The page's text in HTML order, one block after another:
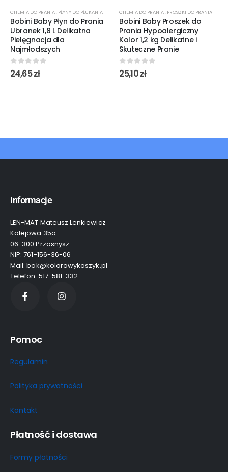
CHEMIA DO PRANIA , PŁYNY DO PŁUKANIA
Bobini Baby Płyn do Prania
Ubranek 1,8 L Delikatna
Pielęgnacja dla
Najmłodszych
0out of 5
24,65zł
CHEMIA DO PRANIA , PROSZKI DO PRANIA
Bobini Baby Proszek do
Prania Hypoalergiczny
Kolor 1,2 kg Delikatne i
Skuteczne Pranie
0out of 5
25,10zł
Informacje
LEN-MAT Mateusz Lenkiewicz
Kolejowa 35a
06-300 Przasnysz
NIP: 761-156-36-06
Mail: bok@kolorowykoszyk.pl
Telefon: 517-581-332
Pomoc
Regulamin
Polityka prywatności
Kontakt
Płatność i dostawa
Formy płatności